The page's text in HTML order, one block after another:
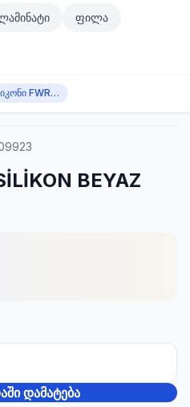
ფილა
სილიკონი FWR SİLİKON BEYAZ 280GR
BEYAZ
დამატება